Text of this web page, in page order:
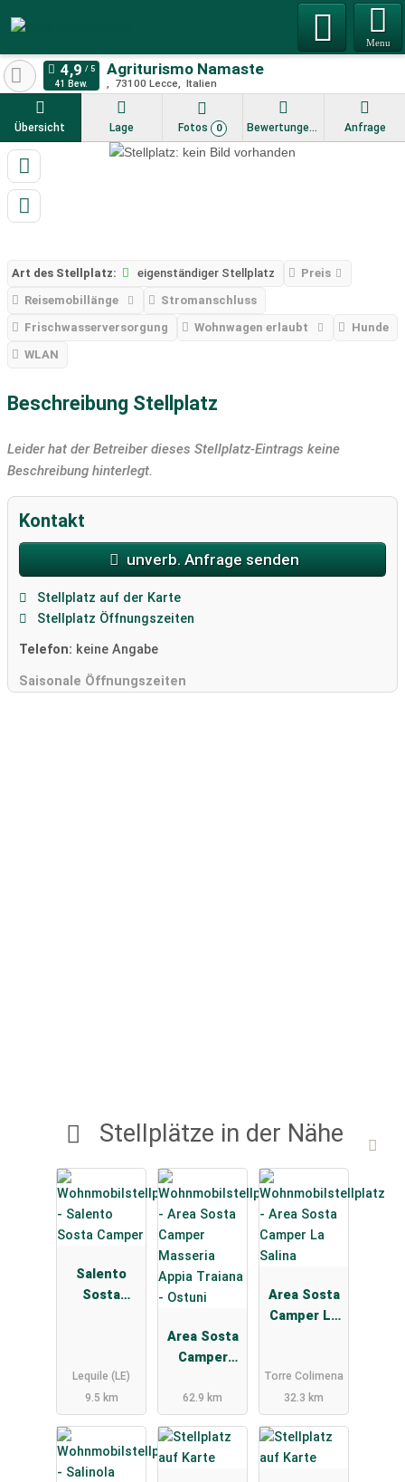
Menu
Agriturismo Namaste
73100 Lecce Italien
41 Bew.
Übersicht Lage Fotos 0 Bewertungen Anfrage
Art des Stellplatz: eigenständiger Stellplatz
Preis
Reisemobillänge
Stromanschluss
Frischwasserversorgung
Wohnwagen erlaubt
Hunde
WLAN
Beschreibung Stellplatz
Leider hat der Betreiber dieses Stellplatz-Eintrags keine
Beschreibung hinterlegt.
Kontakt
unverb. Anfrage senden
Stellplatz auf der Karte
Stellplatz Öffnungszeiten
Telefon: keine Angabe
Saisonale Öffnungszeiten
Stellplätze in der Nähe
Salento
Sosta
Lequile (LE)
9.5 km
Area Sosta
Camper
Appia
Traiana -
Ostuni
62.9 km
Area Sosta
Camper La
Torre Colimena
32.3 km